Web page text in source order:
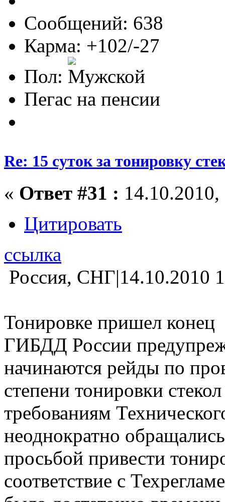
Сообщений: 638
Карма: +102/-27
Пол:
Пегас на пенсии
Re: 15 суток за тонировку
« Ответ #31 :
Цитировать
ссылка
Россия, СНГ|14.10.2010
Тонировке пришел конец
ГИБДД России
начинаются рейды по
степени тонировки
требованиям
неоднократно
просьбой привести
соответствие с